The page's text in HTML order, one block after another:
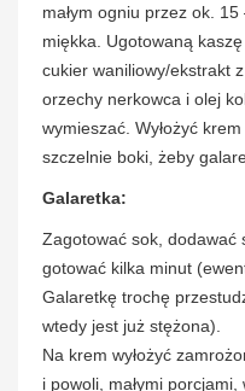
małym ogniu przez ok.
miękka. Ugotowaną
cukier waniliowy/ekstrakt
orzechy nerkowca i olej
wymieszać. Wyłożyć
szczelnie boki, żeby
Galaretka:
Zagotować sok, dodawać
gotować kilka minut
Galaretkę trochę
wtedy jest już stężona).
Na krem wyłożyć
i powoli, małymi